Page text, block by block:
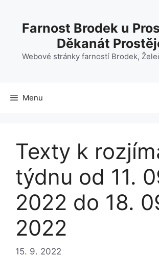
obsahFarnost Brodek u
Děkanát
Webové stránky farností Brodek,
Menu
Texty k
týdnu od 11.
2022 do 18.
2022
15. 9. 2022